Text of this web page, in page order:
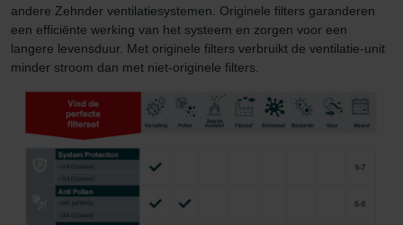
andere Zehnder ventilatiesystemen. Originele filters garanderen
een efficiënte werking van het systeem en zorgen voor een
langere levensduur. Met originele filters verbruikt de ventilatie-unit
minder stroom dan met niet-originele filters.